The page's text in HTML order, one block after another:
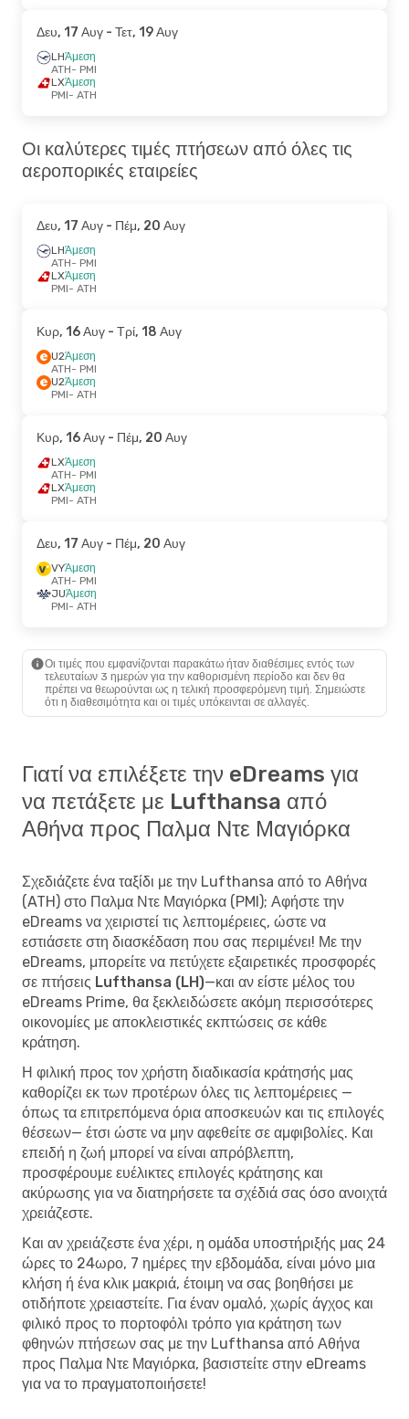
Δευ, 17 Αυγ - Τετ, 19 Αυγ
LHΆμεση
ATH- PMI
LXΆμεση
PMI- ATH
Οι καλύτερες τιμές πτήσεων από όλες τις
αεροπορικές εταιρείες
Δευ, 17 Αυγ - Πέμ, 20 Αυγ
LHΆμεση
ATH- PMI
LXΆμεση
PMI- ATH
Κυρ, 16 Αυγ - Τρί, 18 Αυγ
U2Άμεση
ATH- PMI
U2Άμεση
PMI- ATH
Κυρ, 16 Αυγ - Πέμ, 20 Αυγ
LXΆμεση
ATH- PMI
LXΆμεση
PMI- ATH
Δευ, 17 Αυγ - Πέμ, 20 Αυγ
VYΆμεση
ATH- PMI
JUΆμεση
PMI- ATH
Οι τιμές που εμφανίζονται παρακάτω ήταν διαθέσιμες εντός των
τελευταίων 3 ημερών για την καθορισμένη περίοδο και δεν θα
πρέπει να θεωρούνται ως η τελική προσφερόμενη τιμή. Σημειώστε
ότι η διαθεσιμότητα και οι τιμές υπόκεινται σε αλλαγές.
Γιατί να επιλέξετε την eDreams για
να πετάξετε με Lufthansa από
Αθήνα προς Παλμα Ντε Μαγιόρκα
Σχεδιάζετε ένα ταξίδι με την Lufthansa από το Αθήνα
(ATH) στο Παλμα Ντε Μαγιόρκα (PMI); Αφήστε την
eDreams να χειριστεί τις λεπτομέρειες, ώστε να
εστιάσετε στη διασκέδαση που σας περιμένει! Με την
eDreams, μπορείτε να πετύχετε εξαιρετικές προσφορές
σε πτήσεις Lufthansa (LH)—και αν είστε μέλος του
eDreams Prime, θα ξεκλειδώσετε ακόμη περισσότερες
οικονομίες με αποκλειστικές εκπτώσεις σε κάθε
κράτηση.
Η φιλική προς τον χρήστη διαδικασία κράτησής μας
καθορίζει εκ των προτέρων όλες τις λεπτομέρειες —
όπως τα επιτρεπόμενα όρια αποσκευών και τις επιλογές
θέσεων— έτσι ώστε να μην αφεθείτε σε αμφιβολίες. Και
επειδή η ζωή μπορεί να είναι απρόβλεπτη,
προσφέρουμε ευέλικτες επιλογές κράτησης και
ακύρωσης για να διατηρήσετε τα σχέδιά σας όσο ανοιχτά
χρειάζεστε.
Και αν χρειάζεστε ένα χέρι, η ομάδα υποστήριξής μας 24
ώρες το 24ωρο, 7 ημέρες την εβδομάδα, είναι μόνο μια
κλήση ή ένα κλικ μακριά, έτοιμη να σας βοηθήσει με
οτιδήποτε χρειαστείτε. Για έναν ομαλό, χωρίς άγχος και
φιλικό προς το πορτοφόλι τρόπο για κράτηση των
φθηνών πτήσεων σας με την Lufthansa από Αθήνα
προς Παλμα Ντε Μαγιόρκα, βασιστείτε στην eDreams
για να το πραγματοποιήσετε!